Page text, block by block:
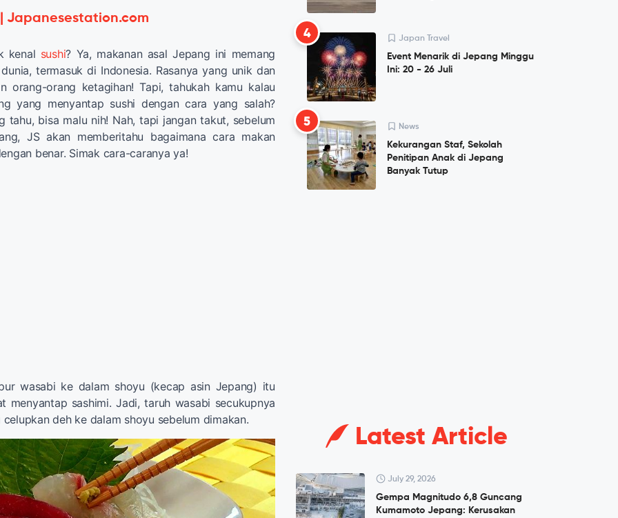
Japanesestation.com
kenal sushi? Ya, makanan asal Jepang ini memang
termasuk di Indonesia. Rasanya yang unik dan
orang-orang ketagihan! Tapi, tahukah kamu kalau
yang menyantap sushi dengan cara yang salah?
tahu, bisa malu nih! Nah, tapi jangan takut, sebelum
JS akan memberitahu bagaimana cara makan
benar. Simak cara-caranya ya!
wasabi ke dalam shoyu (kecap asin Jepang) itu
menyantap sashimi. Jadi, taruh wasabi secukupnya
deh ke dalam shoyu sebelum dimakan.
4 Japan Travel
Event Menarik di Jepang Minggu
Ini: 20 - 26 Juli
5 News
Kekurangan Staf, Sekolah
Penitipan Anak di Jepang
Banyak Tutup
Latest Article
July 29, 2026
Gempa Magnitudo 6,8 Guncang
Kumamoto Jepang: Kerusakan